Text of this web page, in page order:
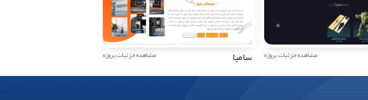
مشاهده جزئیات پروژه سامیا مشاهده جزئیات پروژه